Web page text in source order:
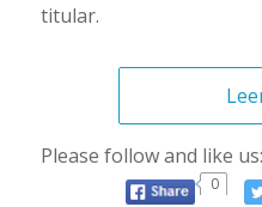
titular.
Please follow and like us:
0